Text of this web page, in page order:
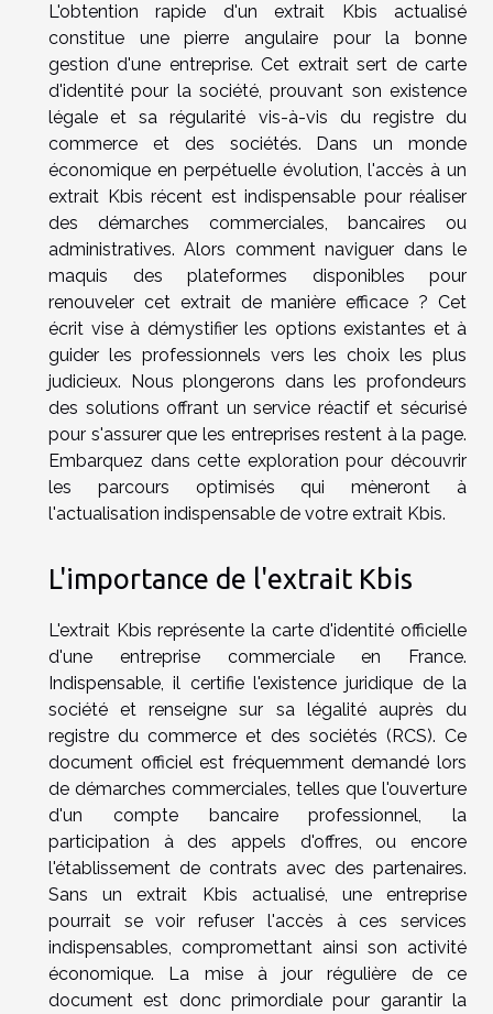
L'obtention rapide d'un extrait Kbis actualisé
constitue une pierre angulaire pour la bonne
gestion d'une entreprise. Cet extrait sert de carte
d'identité pour la société, prouvant son existence
légale et sa régularité vis-à-vis du registre du
commerce et des sociétés. Dans un monde
économique en perpétuelle évolution, l'accès à un
extrait Kbis récent est indispensable pour réaliser
des démarches commerciales, bancaires ou
administratives. Alors comment naviguer dans le
maquis des plateformes disponibles pour
renouveler cet extrait de manière efficace ? Cet
écrit vise à démystifier les options existantes et à
guider les professionnels vers les choix les plus
judicieux. Nous plongerons dans les profondeurs
des solutions offrant un service réactif et sécurisé
pour s'assurer que les entreprises restent à la page.
Embarquez dans cette exploration pour découvrir
les parcours optimisés qui mèneront à
l'actualisation indispensable de votre extrait Kbis.
L'importance de l'extrait Kbis
L'extrait Kbis représente la carte d'identité officielle
d'une entreprise commerciale en France.
Indispensable, il certifie l'existence juridique de la
société et renseigne sur sa légalité auprès du
registre du commerce et des sociétés (RCS). Ce
document officiel est fréquemment demandé lors
de démarches commerciales, telles que l'ouverture
d'un compte bancaire professionnel, la
participation à des appels d'offres, ou encore
l'établissement de contrats avec des partenaires.
Sans un extrait Kbis actualisé, une entreprise
pourrait se voir refuser l'accès à ces services
indispensables, compromettant ainsi son activité
économique. La mise à jour régulière de ce
document est donc primordiale pour garantir la